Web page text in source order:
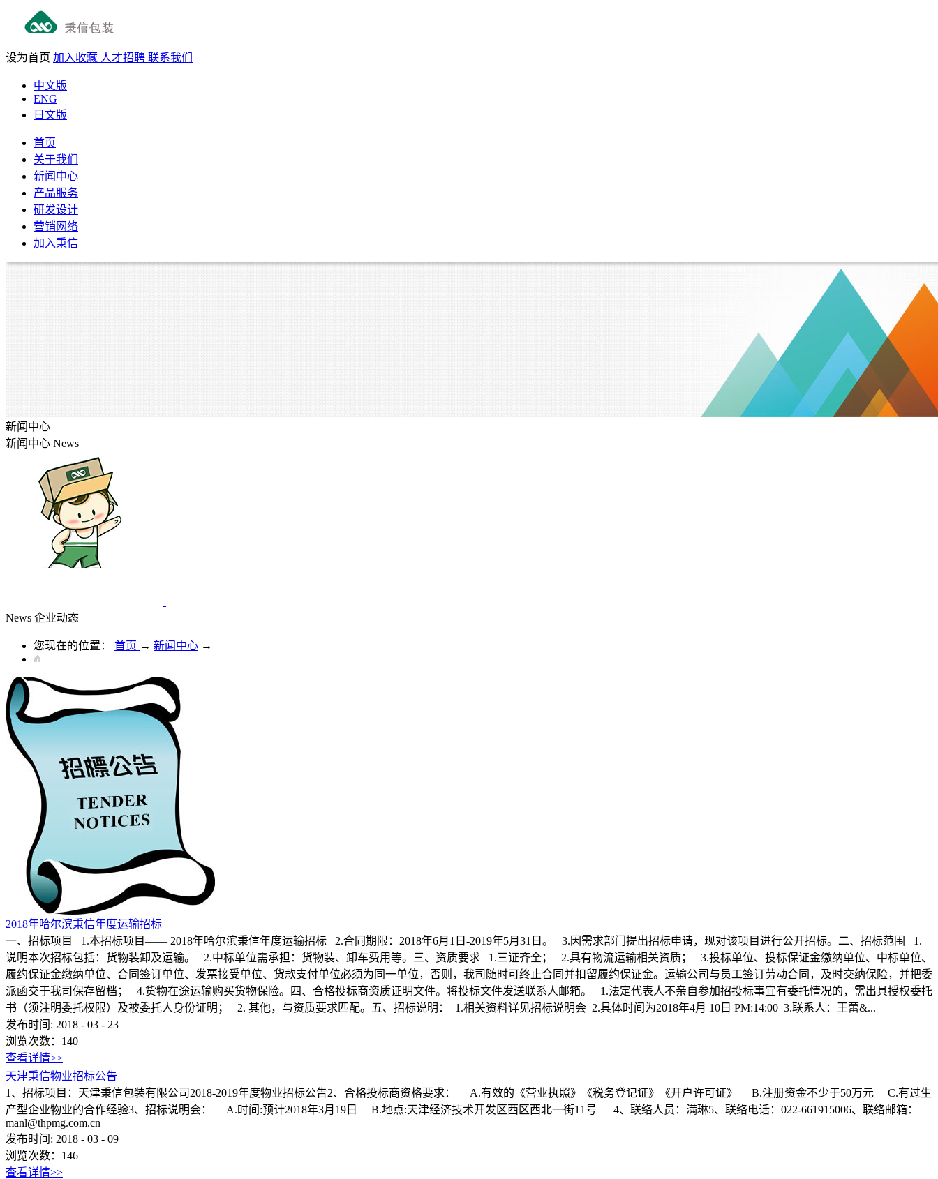
设为首页 加入收藏 人才招聘 联系我们
中文版
ENG
日文版
首页
关于我们
新闻中心
产品服务
研发设计
营销网络
加入秉信
新闻中心
新闻中心 News
News 企业动态
您现在的位置： 首页 → 新闻中心 →
2018年哈尔滨秉信年度运输招标
一、招标项目 1.本招标项目—— 2018年哈尔滨秉信年度运输招标 2.合同期限：2018年6月1日-2019年5月31日。 3.因需求部门提出招标申请，现对该项目进行公开招标。二、招标范围 1.
说明本次招标包括：货物装卸及运输。 2.中标单位需承担：货物装、卸车费用等。三、资质要求 1.三证齐全； 2.具有物流运输相关资质； 3.投标单位、投标保证金缴纳单位、中标单位、
履约保证金缴纳单位、合同签订单位、发票接受单位、货款支付单位必须为同一单位，否则，我司随时可终止合同并扣留履约保证金。运输公司与员工签订劳动合同，及时交纳保险，并把委
派函交于我司保存留档； 4.货物在途运输购买货物保险。四、合格投标商资质证明文件。将投标文件发送联系人邮箱。 1.法定代表人不亲自参加招投标事宜有委托情况的，需出具授权委托
书（须注明委托权限）及被委托人身份证明； 2. 其他，与资质要求匹配。五、招标说明： 1.相关资料详见招标说明会 2.具体时间为2018年4月 10日 PM:14:00 3.联系人：王蕾&...
发布时间: 2018 - 03 - 23
浏览次数： 140
查看详情>>
天津秉信物业招标公告
1、招标项目：天津秉信包装有限公司2018-2019年度物业招标公告2、合格投标商资格要求： A.有效的《营业执照》《税务登记证》《开户许可证》 B.注册资金不少于50万元 C.有过生
产型企业物业的合作经验3、招标说明会： A.时间:预计2018年3月19日 B.地点:天津经济技术开发区西区西北一街11号 4、联络人员：满琳5、联络电话：022-661915006、联络邮箱：
manl@thpmg.com.cn
发布时间: 2018 - 03 - 09
浏览次数： 146
查看详情>>